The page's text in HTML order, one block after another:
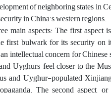
of neighboring states in
in China’s western regions.
main aspects: The first aspect
first bulwark for its security on
intellectual concern for Chinese
Uyghurs, feel closer to the
and Uyghur-populated
The second aspect,